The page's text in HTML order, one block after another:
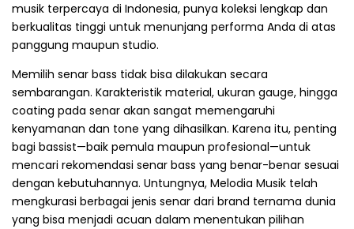
musik terpercaya di Indonesia, punya koleksi lengkap dan
berkualitas tinggi untuk menunjang performa Anda di atas
panggung maupun studio.
Memilih senar bass tidak bisa dilakukan secara
sembarangan. Karakteristik material, ukuran gauge, hingga
coating pada senar akan sangat memengaruhi
kenyamanan dan tone yang dihasilkan. Karena itu, penting
bagi bassist—baik pemula maupun profesional—untuk
mencari rekomendasi senar bass yang benar-benar sesuai
dengan kebutuhannya. Untungnya, Melodia Musik telah
mengkurasi berbagai jenis senar dari brand ternama dunia
yang bisa menjadi acuan dalam menentukan pilihan